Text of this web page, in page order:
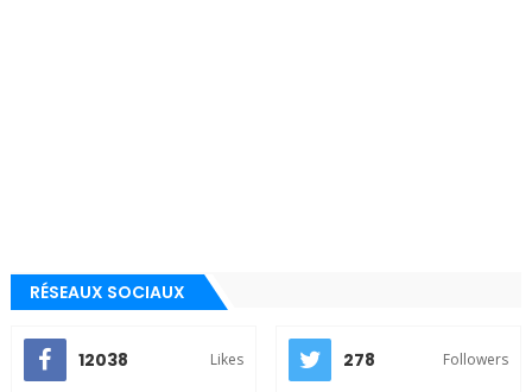
RÉSEAUX SOCIAUX
12038 Likes 278 Followers